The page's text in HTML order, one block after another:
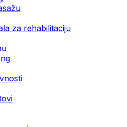
za rehabilitaciju